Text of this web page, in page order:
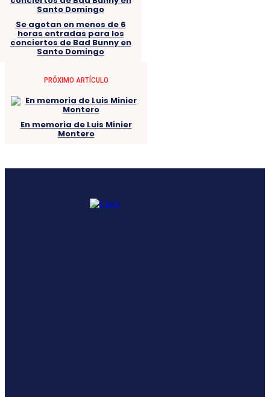
Se agotan en menos de 6
horas entradas para los
conciertos de Bad Bunny en
Santo Domingo
PRÓXIMO ARTÍCULO
En memoria de Luis Minier
Montero